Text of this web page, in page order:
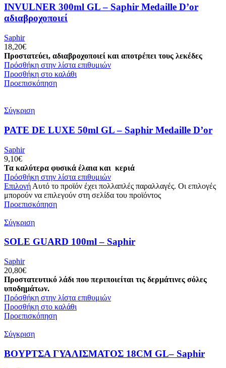
INVULNER 300ml GL – Saphir Medaille D’or
αδιαβροχοποιεί
Saphir
18,20€
Προστατεύει, αδιαβροχοποιεί και αποτρέπει τους λεκέδες
Πρόσθήκη στην λίστα επιθυμιών
Προσθήκη στο καλάθι
Προεπισκόπηση
Σύγκριση
PATE DE LUXE 50ml GL – Saphir Medaille D’or
Saphir
9,10€
Τα καλύτερα φυσικά έλαια και κεριά
Πρόσθήκη στην λίστα επιθυμιών
Επιλογή Αυτό το προϊόν έχει πολλαπλές παραλλαγές. Οι επιλογές
μπορούν να επιλεγούν στη σελίδα του προϊόντος
Προεπισκόπηση
Σύγκριση
SOLE GUARD 100ml – Saphir
Saphir
20,80€
Προστατευτικό λάδι που περιποιείται τις δερμάτινες σόλες
υποδημάτων.
Πρόσθήκη στην λίστα επιθυμιών
Προσθήκη στο καλάθι
Προεπισκόπηση
Σύγκριση
ΒΟΥΡΤΣΑ ΓΥΑΛΙΣΜΑΤΟΣ 18CM GL– Saphir